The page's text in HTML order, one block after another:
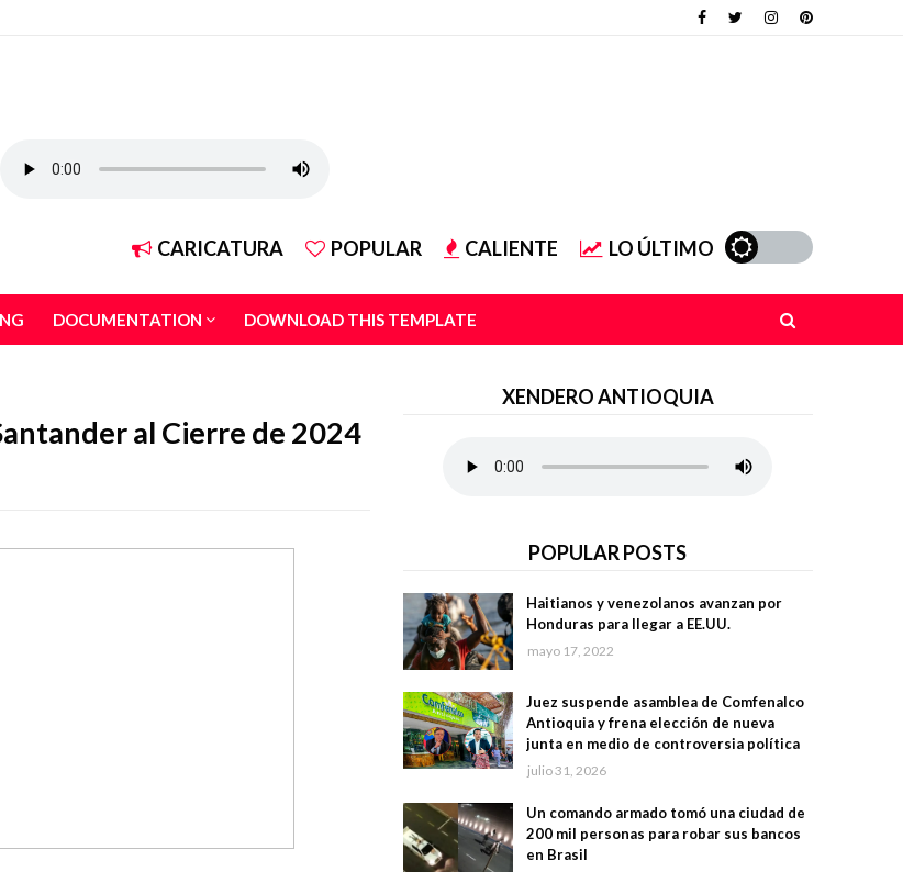
CARICATURA POPULAR CALIENTE LO ÚLTIMO
DOCUMENTATION DOWNLOAD THIS TEMPLATE
al Cierre de 2024
XENDERO ANTIOQUIA
POPULAR POSTS
Haitianos y venezolanos avanzan por
Honduras para llegar a EE.UU.
mayo 17, 2022
Juez suspende asamblea de Comfenalco
Antioquia y frena elección de nueva
junta en medio de controversia política
julio 31, 2026
Un comando armado tomó una ciudad de
200 mil personas para robar sus bancos
en Brasil